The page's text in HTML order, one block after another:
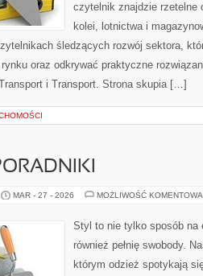
czytelnik znajdzie rzetelne
kolei, lotnictwa i
śledzących rozwój sektora,
rynku oraz odkrywać praktyczne
i Transport. Strona skupia […]
MAR - 27 - 2026 MOŻLIWOŚĆ
Styl to nie tylko sposób na
również pełnię swobody.
którym odzież spotykają